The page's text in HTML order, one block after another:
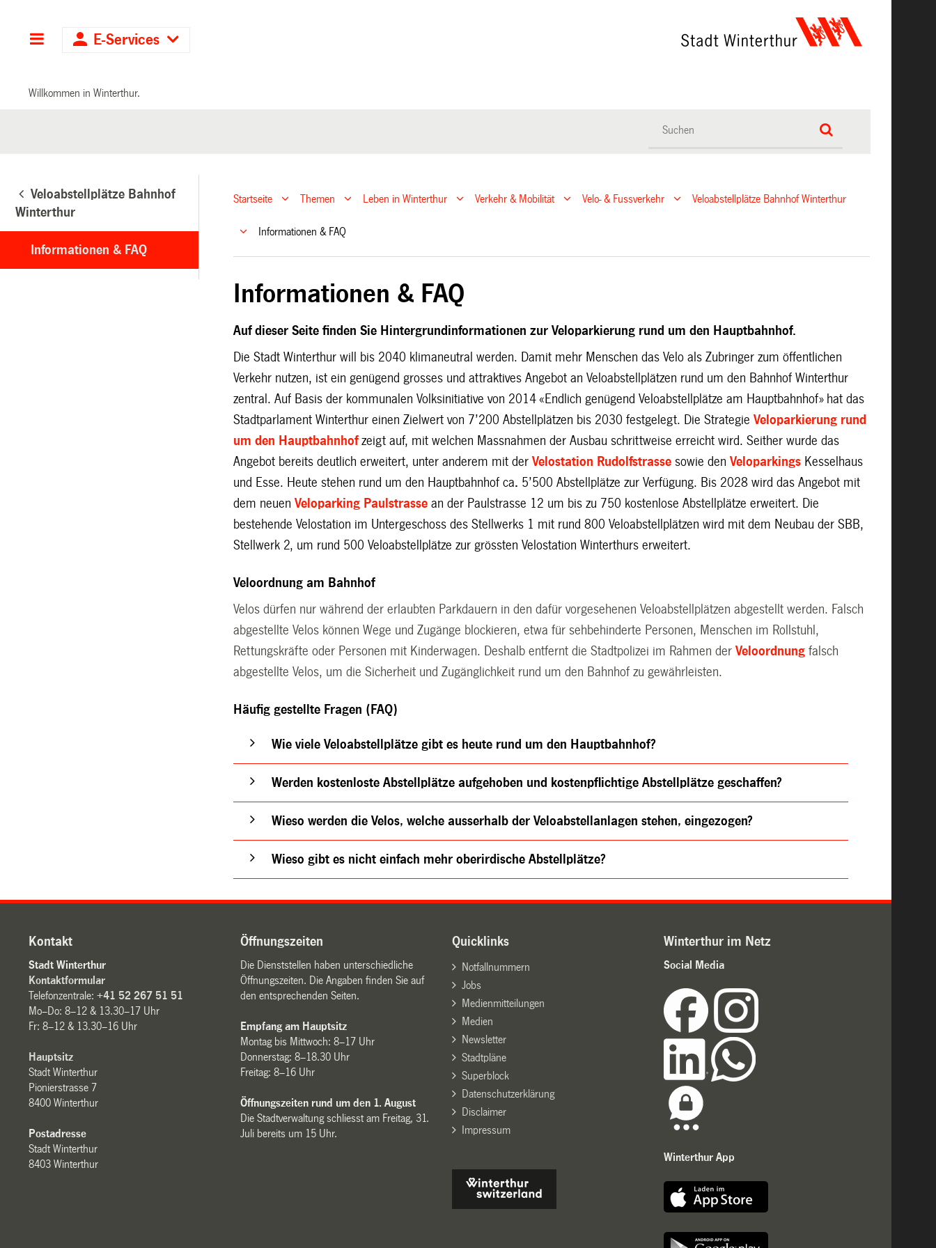
Hauptnavigation
E-Services
Willkommen in Winterthur.
Veloabstellplätze Bahnhof
Winterthur
Informationen & FAQ
Startseite Themen Leben in Winterthur Verkehr & Mobilität Velo- & Fussverkehr Veloabstellplätze Bahnhof Winterthur
Informationen & FAQ
Informationen & FAQ
Auf dieser Seite finden Sie Hintergrundinformationen zur Veloparkierung rund um den Hauptbahnhof.
Die Stadt Winterthur will bis 2040 klimaneutral werden. Damit mehr Menschen das Velo als Zubringer zum öffentlichen
Verkehr nutzen, ist ein genügend grosses und attraktives Angebot an Veloabstellplätzen rund um den Bahnhof Winterthur
zentral. Auf Basis der kommunalen Volksinitiative von 2014 «Endlich genügend Veloabstellplätze am Hauptbahnhof» hat das
Stadtparlament Winterthur einen Zielwert von 7’200 Abstellplätzen bis 2030 festgelegt. Die StrategieVeloparkierung rund
um den Hauptbahnhofzeigt auf, mit welchen Massnahmen der Ausbau schrittweise erreicht wird. Seither wurde das
Angebot bereits deutlich erweitert, unter anderem mit derVelostation Rudolfstrasse sowie denVeloparkings Kesselhaus
und Esse. Heute stehen rund um den Hauptbahnhof ca. 5’500 Abstellplätze zur Verfügung. Bis 2028 wird das Angebot mit
dem neuenVeloparking Paulstrassean der Paulstrasse 12 um bis zu 750 kostenlose Abstellplätze erweitert. Die
bestehende Velostation im Untergeschoss des Stellwerks 1 mit rund 800 Veloabstellplätzen wird mit dem Neubau der SBB,
Stellwerk 2, um rund 500 Veloabstellplätze zur grössten Velostation Winterthurs erweitert.
Veloordnung am Bahnhof
Velos dürfen nur während der erlaubten Parkdauern in den dafür vorgesehenen Veloabstellplätzen abgestellt werden. Falsch
abgestellte Velos können Wege und Zugänge blockieren, etwa für sehbehinderte Personen, Menschen im Rollstuhl,
Rettungskräfte oder Personen mit Kinderwagen. Deshalb entfernt die Stadtpolizei im Rahmen derVeloordnungfalsch
abgestellte Velos, um die Sicherheit und Zugänglichkeit rund um den Bahnhof zu gewährleisten.
Häufig gestellte Fragen (FAQ)
Wie viele Veloabstellplätze gibt es heute rund um den Hauptbahnhof?
Werden kostenloste Abstellplätze aufgehoben und kostenpflichtige Abstellplätze geschaffen?
Wieso werden die Velos, welche ausserhalb der Veloabstellanlagen stehen, eingezogen?
Wieso gibt es nicht einfach mehr oberirdische Abstellplätze?
Kontakt
Stadt Winterthur
Kontaktformular
Telefonzentrale:+41 52 267 51 51
Mo–Do: 8–12 & 13.30–17 Uhr
Fr: 8–12 & 13.30–16 Uhr
Hauptsitz
Stadt Winterthur
Pionierstrasse 7
8400 Winterthur
Postadresse
Stadt Winterthur
8403 Winterthur
Öffnungszeiten
Die Dienststellen haben unterschiedliche
Öffnungszeiten. Die Angaben finden Sie auf
den entsprechenden Seiten.
Empfang am Hauptsitz
Montag bis Mittwoch: 8–17 Uhr
Donnerstag: 8–18.30 Uhr
Freitag: 8–16 Uhr
Öffnungszeiten rund um den 1. August
Die Stadtverwaltung schliesst am Freitag, 31.
Juli bereits um 15 Uhr.
Quicklinks
Notfallnummern
Jobs
Medienmitteilungen
Medien
Newsletter
Stadtpläne
Superblock
Datenschutzerklärung
Disclaimer
Impressum
Winterthur im Netz
Social Media
Winterthur App